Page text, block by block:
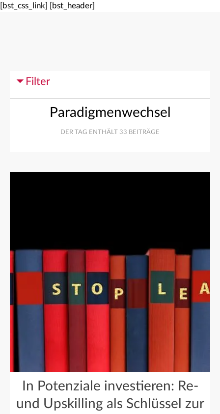
[bst_css_link] [bst_header]
Filter
Paradigmenwechsel
DER TAG ENTHÄLT 33 BEITRÄGE
In Potenziale investieren: Re-
und Upskilling als Schlüssel zur